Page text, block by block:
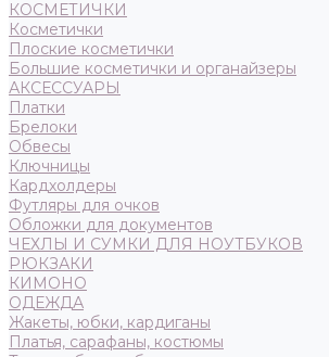
КОСМЕТИЧКИ
Косметички
Плоские косметички
Большие косметички и органайзеры
АКСЕССУАРЫ
Платки
Брелоки
Обвесы
Ключницы
Кардхолдеры
Футляры для очков
Обложки для документов
ЧЕХЛЫ И СУМКИ ДЛЯ НОУТБУКОВ
РЮКЗАКИ
КИМОНО
ОДЕЖДА
Жакеты, юбки, кардиганы
Платья, сарафаны, костюмы